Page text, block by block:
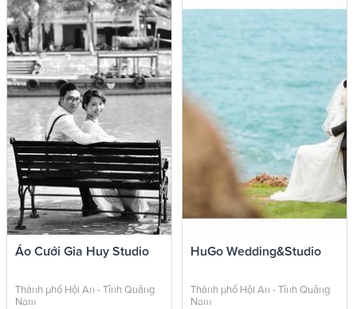
Áo Cưới Gia Huy Studio
Thành phố Hội An - Tỉnh Quảng
Nam
HuGo Wedding&Studio
Thành phố Hội An - Tỉnh Quảng
Nam